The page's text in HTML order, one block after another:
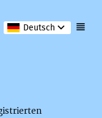
Deutsch